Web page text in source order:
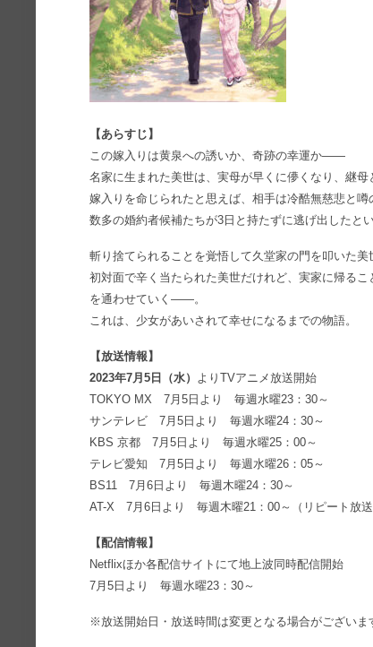
【あらすじ】
この嫁入りは黄泉への誘いか、奇跡の幸運か――
名家に生まれた美世は、実母が早くに儚くなり、継母
嫁入りを命じられたと思えば、相手は冷酷無慈悲と噂
数多の婚約者候補たちが3日と持たずに逃げ出したと
斬り捨てられることを覚悟して久堂家の門を叩いた美
初対面で辛く当たられた美世だけれど、実家に帰る
を通わせていく――。
これは、少女があいされて幸せになるまでの物語。
【放送情報】
2023年7月5日（水） よりTVアニメ放送開始
TOKYO MX 7月5日より 毎週水曜23：30～
サンテレビ 7月5日より 毎週水曜24：30～
KBS 京都 7月5日より 毎週水曜25：00～
テレビ愛知 7月5日より 毎週水曜26：05～
BS11 7月6日より 毎週木曜24：30～
AT-X 7月6日より 毎週木曜21：00～（リピート放送
【配信情報】
Netflixほか各配信サイトにて地上波同時配信開始
7月5日より 毎週水曜23：30～
※放送開始日・放送時間は変更となる場合がございま